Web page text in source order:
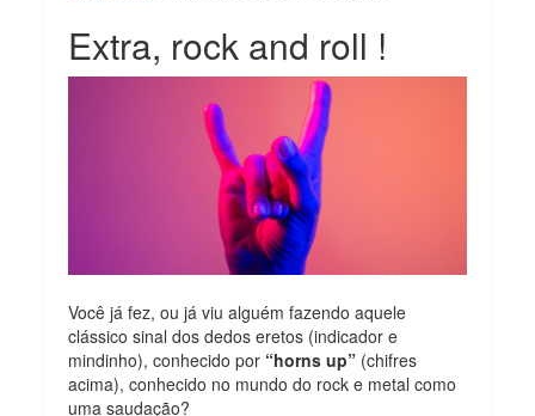
Extra, rock and roll !
Você já fez, ou já viu alguém fazendo aquele
clássico sinal dos dedos eretos (indicador e
mindinho), conhecido por “horns up” (chifres
acima), conhecido no mundo do rock e metal como
uma saudação?